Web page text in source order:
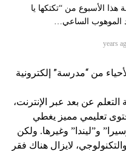
الأسبوع من “تكتكها يا
الساعي…
عن بعد عبر الإنترنت،
تعليمي مميز يغطي
و”ليندا” وغيرها. ولكن
لايزال هناك فقر